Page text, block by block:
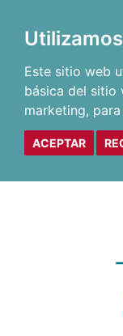
Este sitio web
básica del sitio
marketing,
ACEPTAR